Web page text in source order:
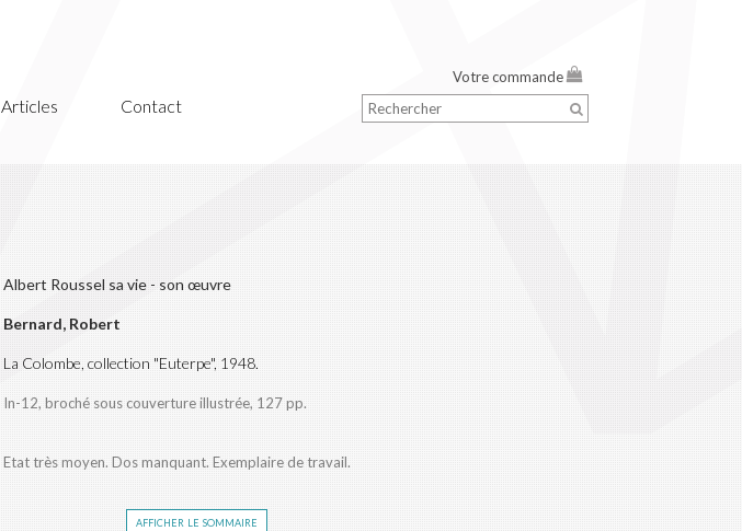
Articles Contact
Votre commande
Albert Roussel sa vie - son œuvre
Bernard, Robert
La Colombe, collection "Euterpe", 1948.
In-12, broché sous couverture illustrée, 127 pp.
Etat très moyen. Dos manquant. Exemplaire de travail.
afficher le sommaire